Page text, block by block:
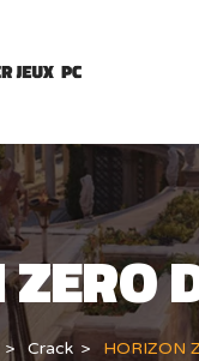
Crack HORIZON